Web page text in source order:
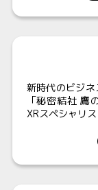
新時代のビジ
「秘密結社 鷹
XRスペシャリ